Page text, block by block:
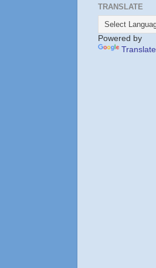
TRANSLATE
Powered by
Translate